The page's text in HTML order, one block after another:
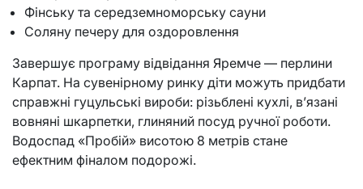
Фінську та середземноморську сауни
Соляну печеру для оздоровлення
Завершує програму відвідання Яремче — перлини
Карпат. На сувенірному ринку діти можуть придбати
справжні гуцульські вироби: різьблені кухлі, в’язані
вовняні шкарпетки, глиняний посуд ручної роботи.
Водоспад «Пробій» висотою 8 метрів стане
ефектним фіналом подорожі.